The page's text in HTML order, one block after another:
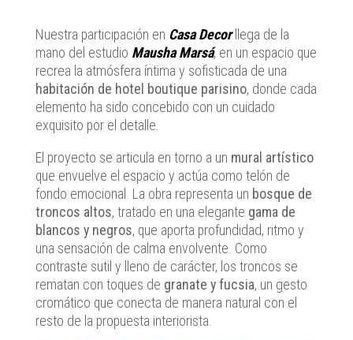
Nuestra participación en Casa Decor llega de la
mano del estudio Mausha Marsá, en un espacio que
recrea la atmósfera íntima y sofisticada de una
habitación de hotel boutique parisino, donde cada
elemento ha sido concebido con un cuidado
exquisito por el detalle.
El proyecto se articula en torno a un mural artístico
que envuelve el espacio y actúa como telón de
fondo emocional. La obra representa un bosque de
troncos altos, tratado en una elegante gama de
blancos y negros, que aporta profundidad, ritmo y
una sensación de calma envolvente. Como
contraste sutil y lleno de carácter, los troncos se
rematan con toques de granate y fucsia, un gesto
cromático que conecta de manera natural con el
resto de la propuesta interiorista.